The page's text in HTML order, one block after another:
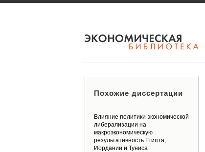
Похожие диссертации
Влияние политики экономической
либерализации на
макроэкономическую
результативность Египта,
Иордании и Туниса